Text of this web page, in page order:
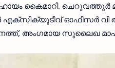
കൈമാറി. ചെറുവത്തൂർ
ഓഫീസർ വി
അംഗമായ സുലൈഖ